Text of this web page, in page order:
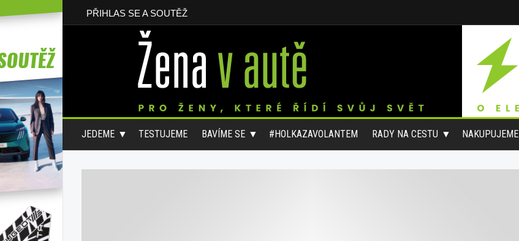
PŘIHLAS SE A SOUTĚŽ
JEDEME TESTUJEME BAVÍME SE #HOLKAZAVOLANTEM RADY NA CESTU NAKUPUJEME